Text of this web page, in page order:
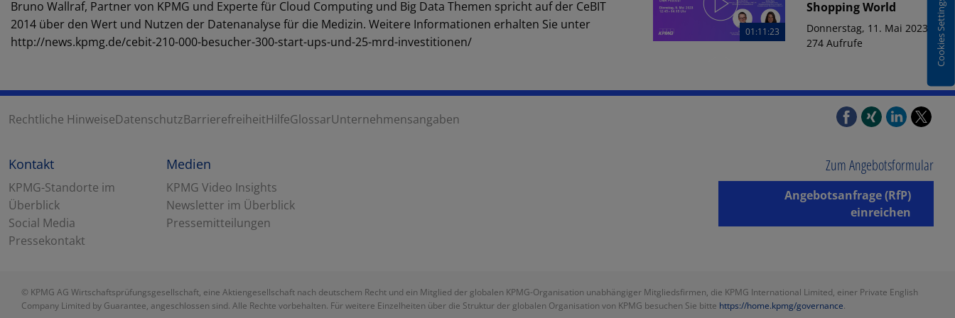
Bruno Wallraf, Partner von KPMG und Experte für Cloud Computing und Big Data Themen spricht auf der CeBIT
2014 über den Wert und Nutzen der Datenanalyse für die Medizin. Weitere Informationen erhalten Sie unter
http://news.kpmg.de/cebit-210-000-besucher-300-start-ups-und-25-mrd-investitionen/
01:11:23
Shopping World
Donnerstag, 11. Mai 2023 |
274 Aufrufe
Wie gelingen smarte
Operations im Asset
Management? #29
Aufrufe
FINANCIAL SERVICES
Markus Quick zur Non-
Financial Risk-Studie
06:24 FINANCIAL SERVICES
Cookies Settings
Rechtliche HinweiseDatenschutzBarrierefreiheitHilfeGlossarUnternehmensangaben
Kontakt
KPMG-Standorte im
Überblick
Social Media
Pressekontakt
Medien
KPMG Video Insights
Newsletter im Überblick
Pressemitteilungen
Zum Angebotsformular
Angebotsanfrage (RfP)
einreichen
© KPMG AG Wirtschaftsprüfungsgesellschaft, eine Aktiengesellschaft nach deutschem Recht und ein Mitglied der globalen KPMG-Organisation unabhängiger Mitgliedsfirmen, die KPMG International Limited, einer Private English
Company Limited by Guarantee, angeschlossen sind. Alle Rechte vorbehalten. Für weitere Einzelheiten über die Struktur der globalen Organisation von KPMG besuchen Sie bitte https://home.kpmg/governance.